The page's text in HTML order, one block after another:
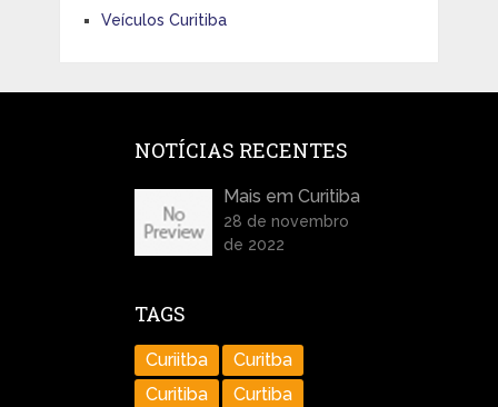
Veículos Curitiba
NOTÍCIAS RECENTES
Mais em Curitiba
28 de novembro
de 2022
TAGS
Curiitba
Curitba
Curitiba
Curtiba